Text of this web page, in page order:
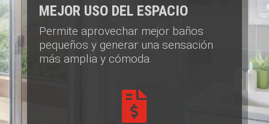
MEJOR USO DEL ESPACIO
Permite aprovechar mejor baños
pequeños y generar una sensación
más amplia y cómoda.
